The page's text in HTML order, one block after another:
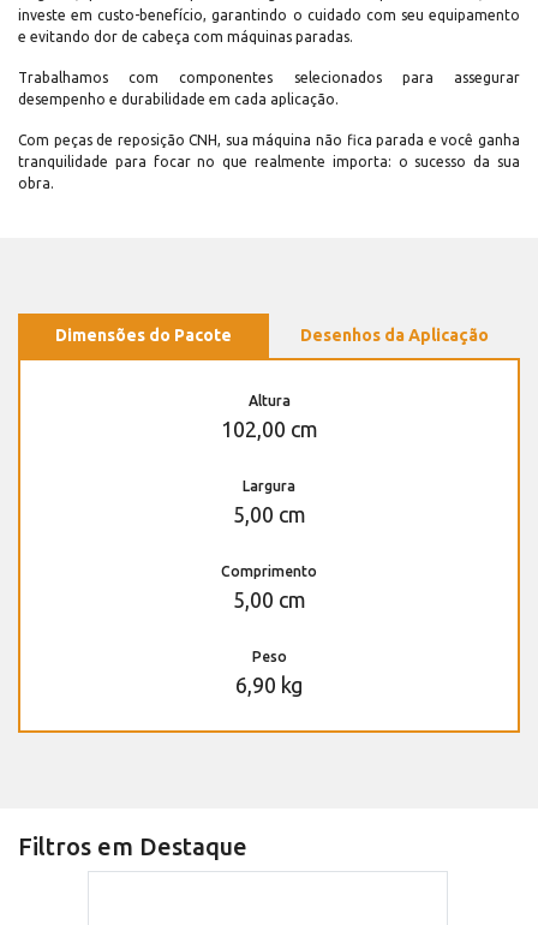
investe em custo-benefício, garantindo o cuidado com seu equipamento
e evitando dor de cabeça com máquinas paradas.
Trabalhamos com componentes selecionados para assegurar
desempenho e durabilidade em cada aplicação.
Com peças de reposição CNH, sua máquina não fica parada e você ganha
tranquilidade para focar no que realmente importa: o sucesso da sua
obra.
Dimensões do Pacote Desenhos da Aplicação
Altura
102,00 cm
Largura
5,00 cm
Comprimento
5,00 cm
Peso
6,90 kg
Filtros em Destaque